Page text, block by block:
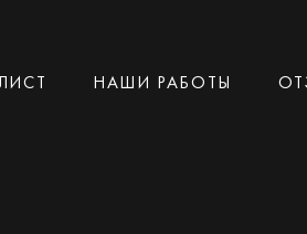
НАШИ РАБОТЫ